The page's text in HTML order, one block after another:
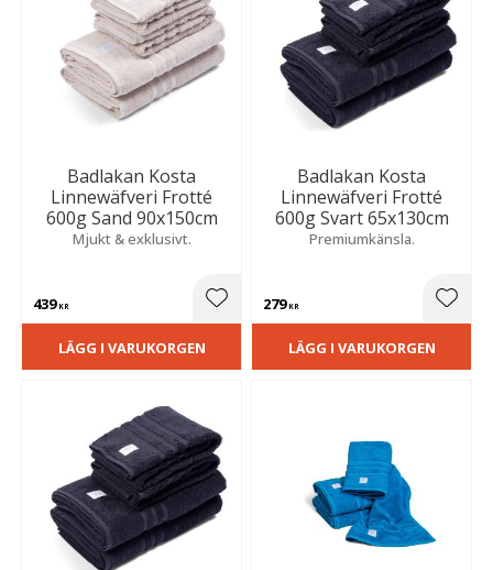
Badlakan Kosta
Linnewäfveri Frotté
600g Sand 90x150cm
Mjukt & exklusivt.
439KR Lägg till i favoriter
LÄGG I VARUKORGEN
Badlakan Kosta
Linnewäfveri Frotté
600g Svart 65x130cm
Premiumkänsla.
279KR
LÄGG I VARUKORGEN